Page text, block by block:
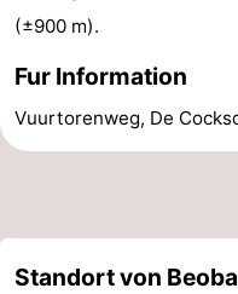
&
tun
-
Museen
-
Denkmäler
-
(±900 m).
Fur Information
Vuurtorenweg, De
Standort von